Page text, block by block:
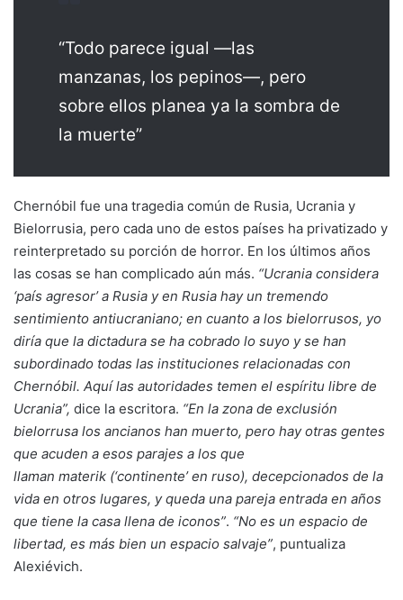
“Todo parece igual —las
manzanas, los pepinos—, pero
sobre ellos planea ya la sombra de
la muerte”
Chernóbil fue una tragedia común de Rusia, Ucrania y
Bielorrusia, pero cada uno de estos países ha privatizado y
reinterpretado su porción de horror. En los últimos años
las cosas se han complicado aún más. “Ucrania considera
‘país agresor’ a Rusia y en Rusia hay un tremendo
sentimiento antiucraniano; en cuanto a los bielorrusos, yo
diría que la dictadura se ha cobrado lo suyo y se han
subordinado todas las instituciones relacionadas con
Chernóbil. Aquí las autoridades temen el espíritu libre de
Ucrania”, dice la escritora. “En la zona de exclusión
bielorrusa los ancianos han muerto, pero hay otras gentes
que acuden a esos parajes a los que
llaman materik (‘continente’ en ruso), decepcionados de la
vida en otros lugares, y queda una pareja entrada en años
que tiene la casa llena de iconos”. “No es un espacio de
libertad, es más bien un espacio salvaje”, puntualiza
Alexiévich.